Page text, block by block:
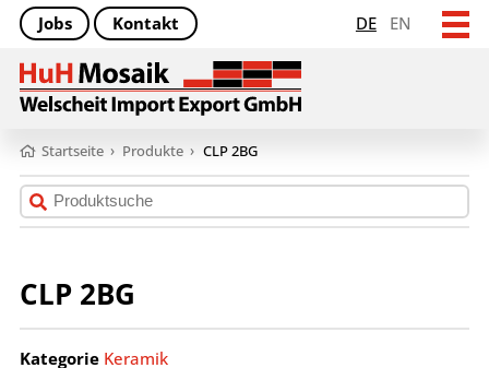
DE EN
Jobs Kontakt
Startseite › Produkte › CLP 2BG
CLP 2BG
Kategorie Keramik